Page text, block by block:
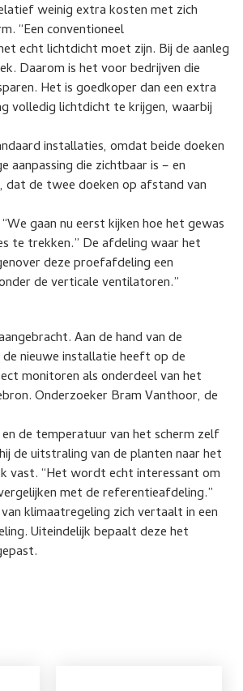
weinig extra kosten met zich
“Een conventioneel
echt lichtdicht moet zijn. Bij de aanleg
Daarom is het voor bedrijven die
Het is goedkoper dan een extra
volledig lichtdicht te krijgen, waarbij
installaties, omdat beide doeken
die zichtbaar is – en
de twee doeken op afstand van
gaan nu eerst kijken hoe het gewas
te trekken.” De afdeling waar het
deze proefafdeling een
de verticale ventilatoren.”
Aan de hand van de
nieuwe installatie heeft op de
monitoren als onderdeel van het
Onderzoeker Bram Vanthoor, de
de temperatuur van het scherm zelf
de uitstraling van de planten naar het
vast. “Het wordt echt interessant om
met de referentieafdeling.”
klimaatregeling zich vertaalt in een
Uiteindelijk bepaalt deze het